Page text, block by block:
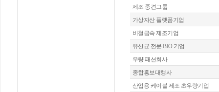
제조 중견그룹
가상자산 플랫폼기업
비철금속 제조기업
유산균 전문 BIO 기업
우량 패션회사
종합홍보대행사
산업용 케이블 제조 초우량기업